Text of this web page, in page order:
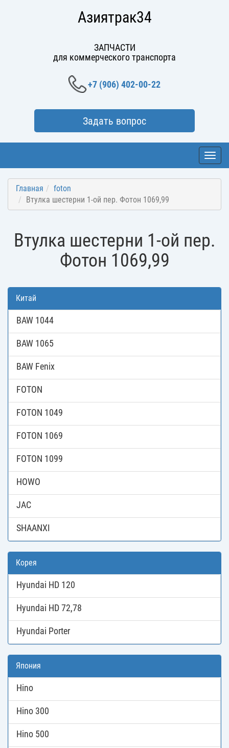
Азиятрак34
ЗАПЧАСТИ
для коммерческого транспорта
+7 (906) 402-00-22
Задать вопрос
Главная
foton
Втулка шестерни 1-ой пер. Фотон 1069,99
Втулка шестерни 1-ой пер.
Фотон 1069,99
Китай
BAW 1044
BAW 1065
BAW Fenix
FOTON
FOTON 1049
FOTON 1069
FOTON 1099
HOWO
JAC
SHAANXI
Корея
Hyundai HD 120
Hyundai HD 72,78
Hyundai Porter
Япония
Hino
Hino 300
Hino 500